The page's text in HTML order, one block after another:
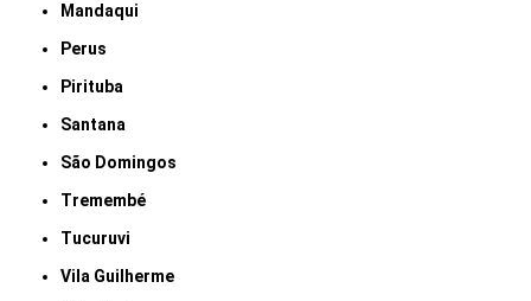
Mandaqui
Perus
Pirituba
Santana
São Domingos
Tremembé
Tucuruvi
Vila Guilherme